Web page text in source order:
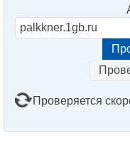
Проверяется